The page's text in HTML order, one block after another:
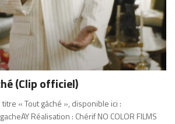
(Clip officiel)
« Tout gâché », disponible ici :
Réalisation : Chérif NO COLOR FILMS